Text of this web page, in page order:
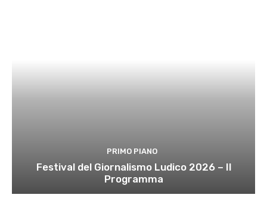
PRIMO PIANO
Festival del Giornalismo Ludico 2026 – Il
Programma